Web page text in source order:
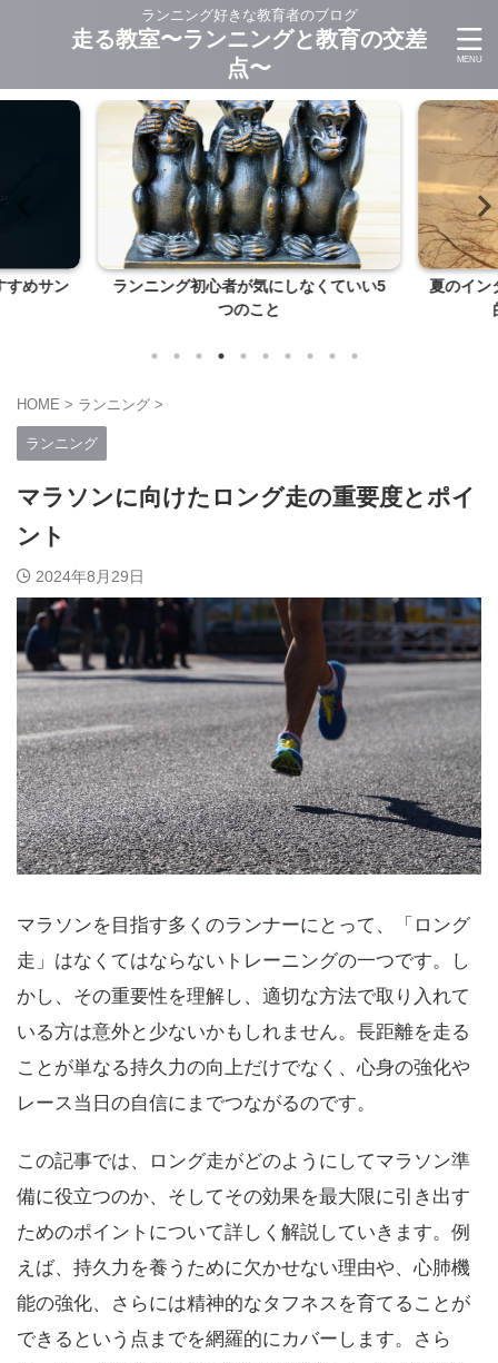
ランニング好きな教育者のブログ
走る教室〜ランニングと教育の交差
点〜
すめサン
ランニング初心者が気にしなくていい5
つのこと
夏のイン
HOME > ランニング >
ランニング
マラソンに向けたロング走の重要度とポイ
ント
2024年8月29日
マラソンを目指す多くのランナーにとって、「ロング
走」はなくてはならないトレーニングの一つです。し
かし、その重要性を理解し、適切な方法で取り入れて
いる方は意外と少ないかもしれません。長距離を走る
ことが単なる持久力の向上だけでなく、心身の強化や
レース当日の自信にまでつながるのです。
この記事では、ロング走がどのようにしてマラソン準
備に役立つのか、そしてその効果を最大限に引き出す
ためのポイントについて詳しく解説していきます。例
えば、持久力を養うために欠かせない理由や、心肺機
能の強化、さらには精神的なタフネスを育てることが
できるという点までを網羅的にカバーします。さら